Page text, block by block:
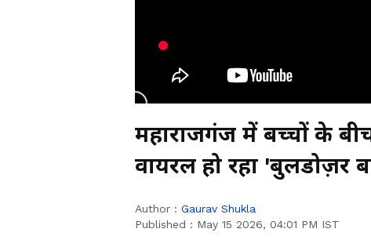
महाराजगंज में बच्चों के
वायरल हो रहा 'बुलडोज़र
Author : Gaurav Shukla
Published : May 15 2026, 04:01 PM IST